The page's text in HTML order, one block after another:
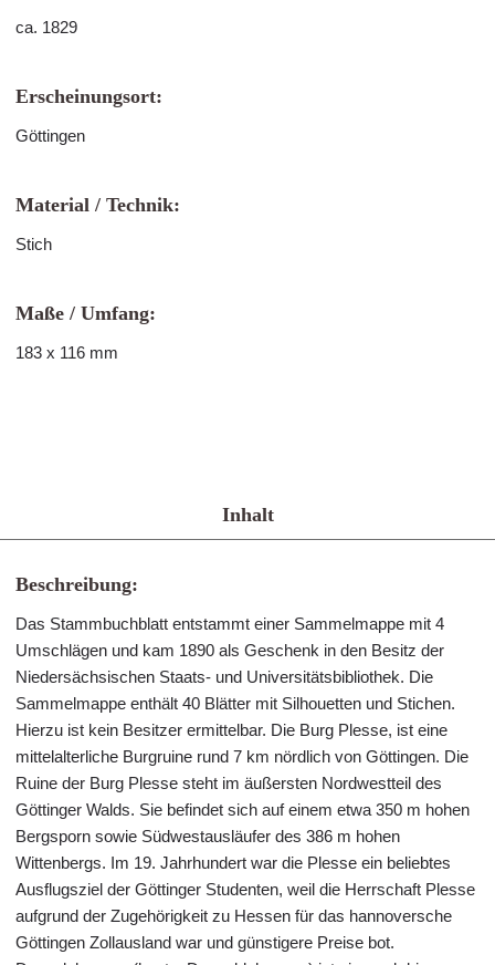
ca. 1829
Erscheinungsort:
Göttingen
Material / Technik:
Stich
Maße / Umfang:
183 x 116 mm
Inhalt
Beschreibung:
Das Stammbuchblatt entstammt einer Sammelmappe mit 4
Umschlägen und kam 1890 als Geschenk in den Besitz der
Niedersächsischen Staats- und Universitätsbibliothek. Die
Sammelmappe enthält 40 Blätter mit Silhouetten und Stichen.
Hierzu ist kein Besitzer ermittelbar. Die Burg Plesse, ist eine
mittelalterliche Burgruine rund 7 km nördlich von Göttingen. Die
Ruine der Burg Plesse steht im äußersten Nordwestteil des
Göttinger Walds. Sie befindet sich auf einem etwa 350 m hohen
Bergsporn sowie Südwestausläufer des 386 m hohen
Wittenbergs. Im 19. Jahrhundert war die Plesse ein beliebtes
Ausflugsziel der Göttinger Studenten, weil die Herrschaft Plesse
aufgrund der Zugehörigkeit zu Hessen für das hannoversche
Göttingen Zollausland war und günstigere Preise bot.